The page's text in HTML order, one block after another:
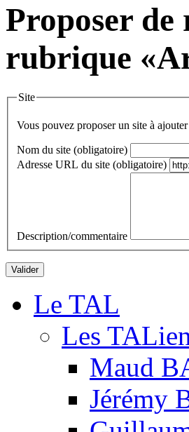
Proposer de
rubrique
Site
Vous pouvez proposer un site à
Nom du site (obligatoire)
Adresse URL du site (obligatoire)
Description/commentaire
Le TAL
Les
Maud
Jérémy